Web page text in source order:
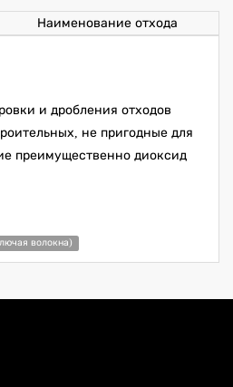
Наименование отхода
и дробления отходов
не пригодные для
преимущественно диоксид
волокна)